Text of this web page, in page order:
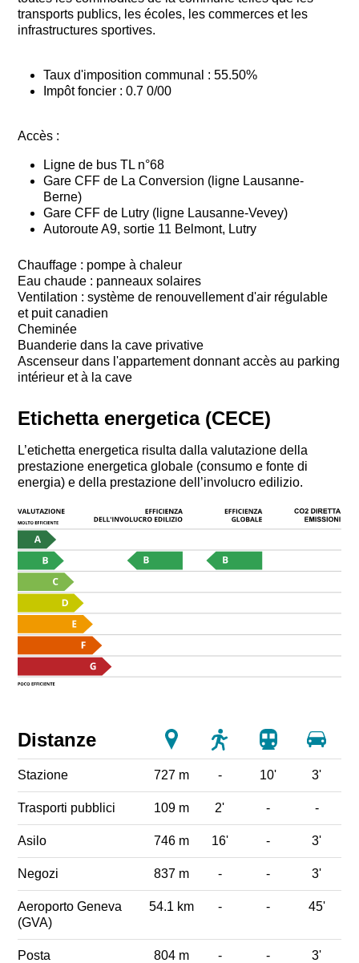
transports publics, les écoles, les commerces et les
infrastructures sportives.
Taux d'imposition communal : 55.50%
Impôt foncier : 0.7 0/00
Accès :
Ligne de bus TL n°68
Gare CFF de La Conversion (ligne Lausanne-
Berne)
Gare CFF de Lutry (ligne Lausanne-Vevey)
Autoroute A9, sortie 11 Belmont, Lutry
Chauffage : pompe à chaleur
Eau chaude : panneaux solaires
Ventilation : système de renouvellement d'air régulable
et puit canadien
Cheminée
Buanderie dans la cave privative
Ascenseur dans l'appartement donnant accès au parking
intérieur et à la cave
Etichetta energetica (CECE)
L’etichetta energetica risulta dalla valutazione della
prestazione energetica globale (consumo e fonte di
energia) e della prestazione dell’involucro edilizio.
Distanze
Stazione 727 m - 10' 3'
Trasporti pubblici 109 m 2' - -
Asilo 746 m 16' - 3'
Negozi 837 m - - 3'
Aeroporto Geneva
(GVA)
54.1 km - - 45'
Posta 804 m - - 3'